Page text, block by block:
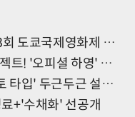
제 경쟁 부문 초청 쾌거
'오피셜 하영' 유튜브
' 두근두근 설렘 증폭
+'수채화' 선공개